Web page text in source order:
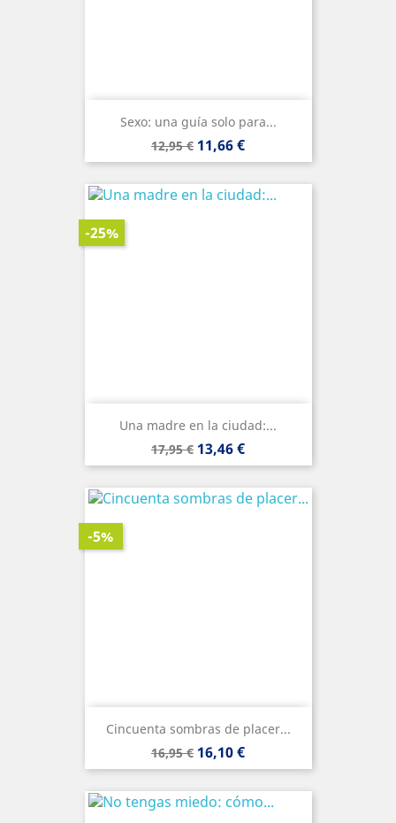
Sexo: una guía solo para...
Precio
base
12,95 € Precio
11,66 €
Una madre en la ciudad:...
Precio
base
17,95 €
-25%
Precio
13,46 €
Cincuenta sombras de placer...
Precio
base
16,95 €
-5%
Precio
16,10 €